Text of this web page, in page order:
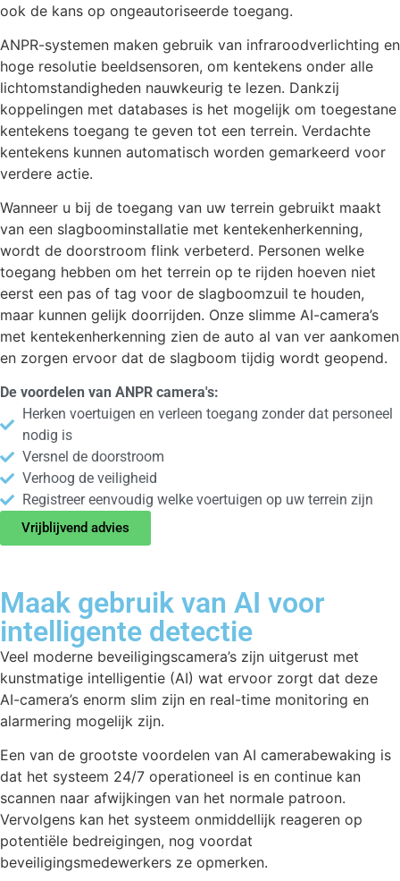
ook de kans op ongeautoriseerde toegang.
ANPR-systemen maken gebruik van infraroodverlichting en
hoge resolutie beeldsensoren, om kentekens onder alle
lichtomstandigheden nauwkeurig te lezen. Dankzij
koppelingen met databases is het mogelijk om toegestane
kentekens toegang te geven tot een terrein. Verdachte
kentekens kunnen automatisch worden gemarkeerd voor
verdere actie.
Wanneer u bij de toegang van uw terrein gebruikt maakt
van een slagboominstallatie met kentekenherkenning,
wordt de doorstroom flink verbeterd. Personen welke
toegang hebben om het terrein op te rijden hoeven niet
eerst een pas of tag voor de slagboomzuil te houden,
maar kunnen gelijk doorrijden. Onze slimme AI-camera’s
met kentekenherkenning zien de auto al van ver aankomen
en zorgen ervoor dat de slagboom tijdig wordt geopend.
De voordelen van ANPR camera's:
Herken voertuigen en verleen toegang zonder dat personeel
nodig is
Versnel de doorstroom
Verhoog de veiligheid
Registreer eenvoudig welke voertuigen op uw terrein zijn
Vrijblijvend advies
Maak gebruik van AI voor
intelligente detectie
Veel moderne beveiligingscamera’s zijn uitgerust met
kunstmatige intelligentie (AI) wat ervoor zorgt dat deze
AI-camera’s enorm slim zijn en real-time monitoring en
alarmering mogelijk zijn.
Een van de grootste voordelen van AI camerabewaking is
dat het systeem 24/7 operationeel is en continue kan
scannen naar afwijkingen van het normale patroon.
Vervolgens kan het systeem onmiddellijk reageren op
potentiële bedreigingen, nog voordat
beveiligingsmedewerkers ze opmerken.